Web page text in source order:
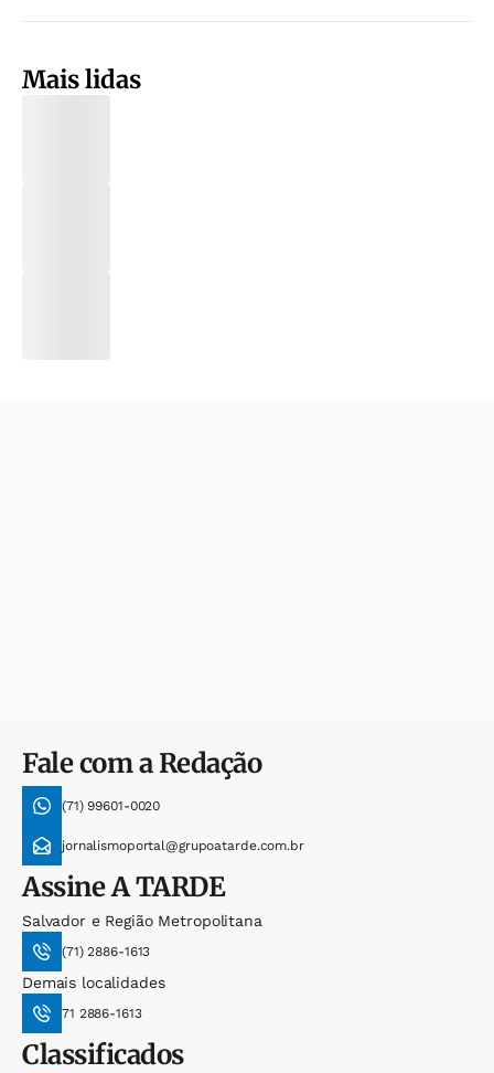
Mais lidas
Fale com a Redação
(71) 99601-0020
jornalismoportal@grupoatarde.com.br
AssineA TARDE
Salvador e Região Metropolitana
(71) 2886-1613
Demais localidades
71 2886-1613
Classificados